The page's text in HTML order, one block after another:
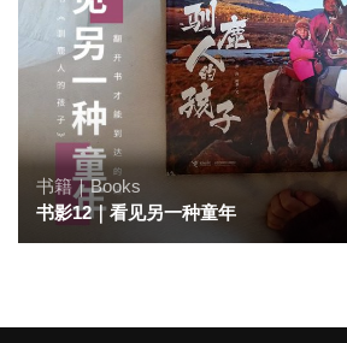
书籍｜Books
书影12｜看见另一种童年